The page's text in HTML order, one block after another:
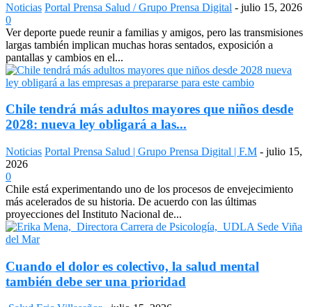
Noticias Portal Prensa Salud / Grupo Prensa Digital - julio 15, 2026
0
Ver deporte puede reunir a familias y amigos, pero las transmisiones
largas también implican muchas horas sentados, exposición a
pantallas y cambios en el...
Chile tendrá más adultos mayores que niños desde
2028: nueva ley obligará a las...
Noticias Portal Prensa Salud | Grupo Prensa Digital | F.M - julio 15,
2026
0
Chile está experimentando uno de los procesos de envejecimiento
más acelerados de su historia. De acuerdo con las últimas
proyecciones del Instituto Nacional de...
Cuando el dolor es colectivo, la salud mental
también debe ser una prioridad